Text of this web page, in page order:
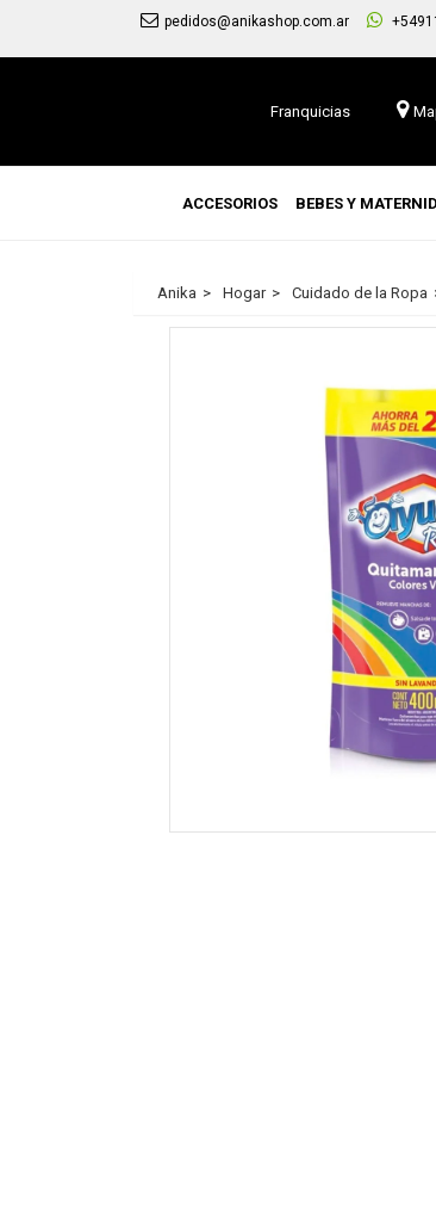
pedidos@anikashop.com.ar
Franquicias
ACCESORIOS BEBES Y
Anika Hogar Cuidado de la Ropa